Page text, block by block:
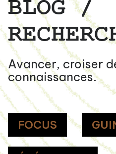
BLOG /
Avancer, croiser
connaissances.
FOCUS